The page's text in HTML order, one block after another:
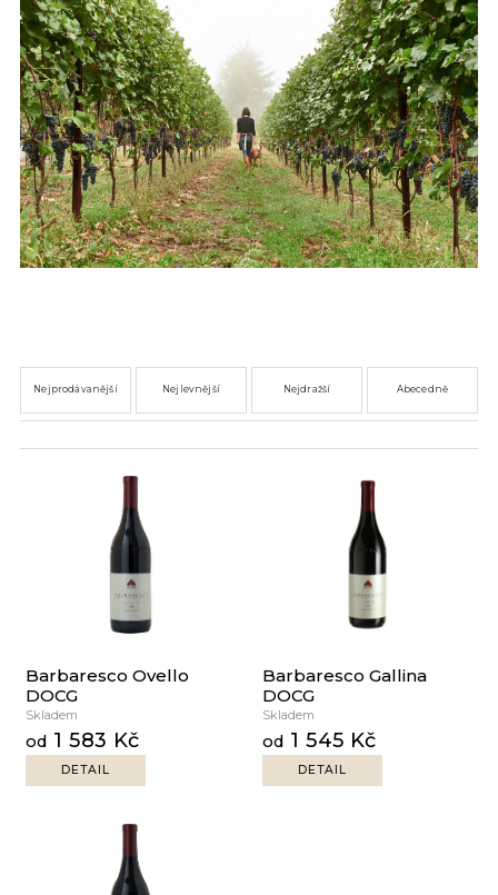
Nejprodávanější Nejlevnější Nejdražší Abecedně
o
d
u
Barbaresco Ovello
DOCG
Skladem
od 1 583 Kč
DETAIL
Barbaresco Gallina
DOCG
Skladem
od 1 545 Kč
DETAIL